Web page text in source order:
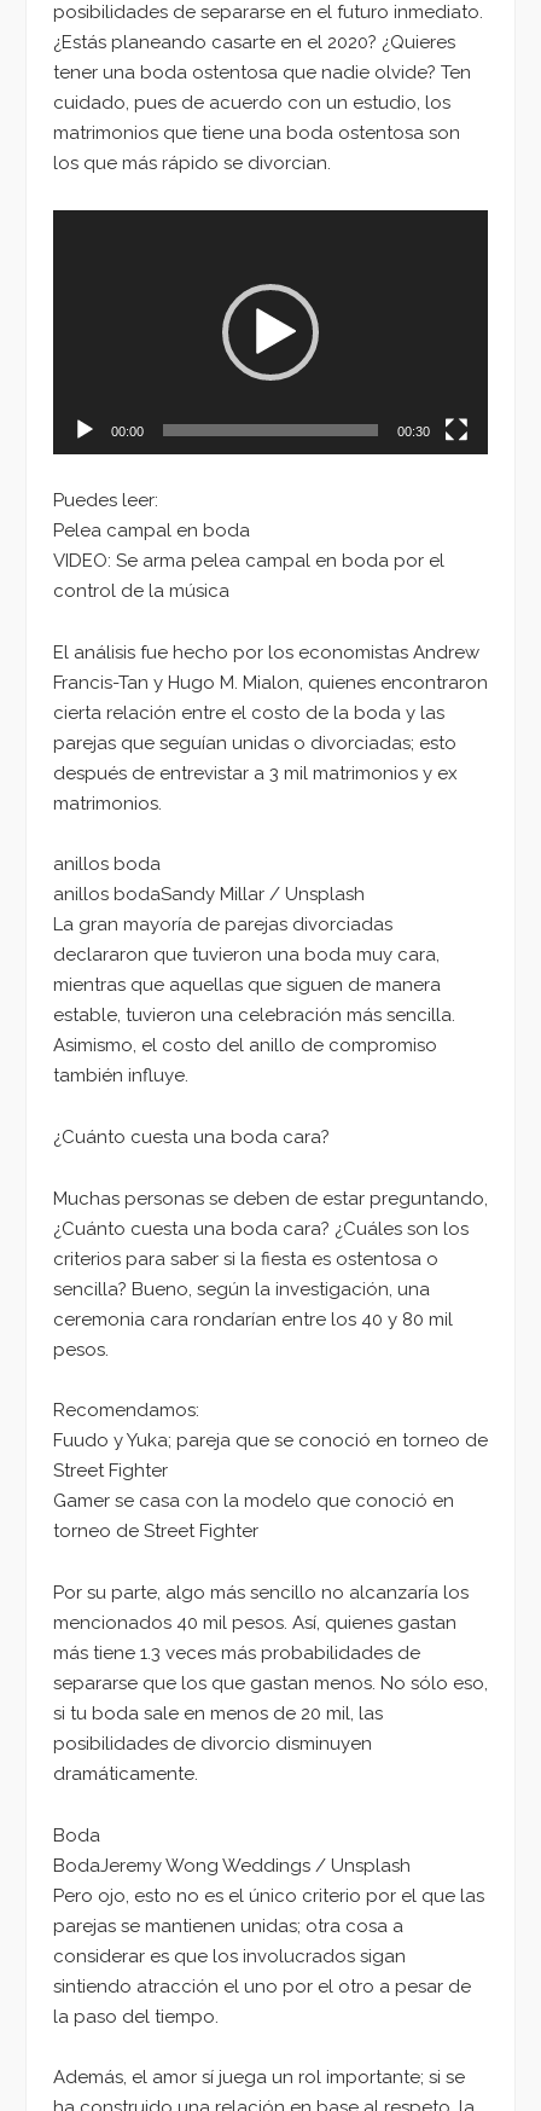
posibilidades de separarse en el futuro inmediato.
¿Estás planeando casarte en el 2020? ¿Quieres
tener una boda ostentosa que nadie olvide? Ten
cuidado, pues de acuerdo con un estudio, los
matrimonios que tiene una boda ostentosa son
los que más rápido se divorcian.
00:00 00:30
Puedes leer:
Pelea campal en boda
VIDEO: Se arma pelea campal en boda por el
control de la música
El análisis fue hecho por los economistas Andrew
Francis-Tan y Hugo M. Mialon, quienes encontraron
cierta relación entre el costo de la boda y las
parejas que seguían unidas o divorciadas; esto
después de entrevistar a 3 mil matrimonios y ex
matrimonios.
anillos boda
anillos bodaSandy Millar / Unsplash
La gran mayoría de parejas divorciadas
declararon que tuvieron una boda muy cara,
mientras que aquellas que siguen de manera
estable, tuvieron una celebración más sencilla.
Asimismo, el costo del anillo de compromiso
también influye.
¿Cuánto cuesta una boda cara?
Muchas personas se deben de estar preguntando,
¿Cuánto cuesta una boda cara? ¿Cuáles son los
criterios para saber si la fiesta es ostentosa o
sencilla? Bueno, según la investigación, una
ceremonia cara rondarían entre los 40 y 80 mil
pesos.
Recomendamos:
Fuudo y Yuka; pareja que se conoció en torneo de
Street Fighter
Gamer se casa con la modelo que conoció en
torneo de Street Fighter
Por su parte, algo más sencillo no alcanzaría los
mencionados 40 mil pesos. Así, quienes gastan
más tiene 1.3 veces más probabilidades de
separarse que los que gastan menos. No sólo eso,
si tu boda sale en menos de 20 mil, las
posibilidades de divorcio disminuyen
dramáticamente.
Boda
BodaJeremy Wong Weddings / Unsplash
Pero ojo, esto no es el único criterio por el que las
parejas se mantienen unidas; otra cosa a
considerar es que los involucrados sigan
sintiendo atracción el uno por el otro a pesar de
la paso del tiempo.
Además, el amor sí juega un rol importante; si se